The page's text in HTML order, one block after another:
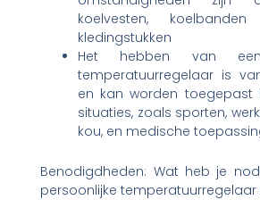
koelvesten,
kledingstukken
Het hebben van een
temperatuurregelaar is
en kan worden toegepast
situaties, zoals sporten,
kou, en medische
Benodigdheden: Wat heb je
persoonlijke temperatuurregelaar